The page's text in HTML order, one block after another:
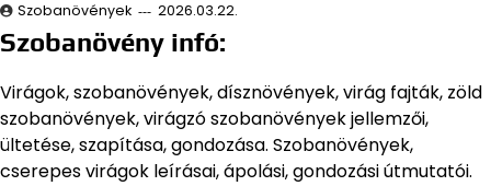
Szobanövények 2026.03.22.
Szobanövény infó:
Virágok, szobanövények, dísznövények, virág fajták, zöld
szobanövények, virágzó szobanövények jellemzői,
ültetése, szapítása, gondozása. Szobanövények,
cserepes virágok leírásai, ápolási, gondozási útmutatói.